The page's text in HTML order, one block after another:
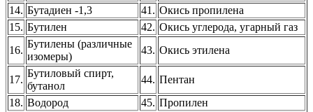
14. Бутадиен -1,3 41. Окись пропилена
15. Бутилен 42. Окись углерода, угарный газ
16.
Бутилены (различные
изомеры)
43. Окись этилена
17.
Бутиловый спирт,
бутанол
44. Пентан
18. Водород 45. Пропилен